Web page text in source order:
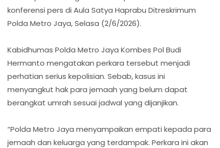
konferensi pers di Aula Satya Haprabu Ditreskrimum
Polda Metro Jaya, Selasa (2/6/2026).
Kabidhumas Polda Metro Jaya Kombes Pol Budi
Hermanto mengatakan perkara tersebut menjadi
perhatian serius kepolisian. Sebab, kasus ini
menyangkut hak para jemaah yang belum dapat
berangkat umrah sesuai jadwal yang dijanjikan.
“Polda Metro Jaya menyampaikan empati kepada para
jemaah dan keluarga yang terdampak. Perkara ini akan